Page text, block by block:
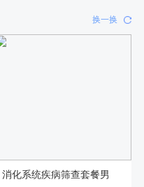
换一换
消化系统疾病筛查套餐男